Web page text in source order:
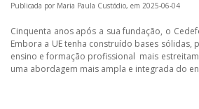
Publicada por Maria Paula Custódio, em 2025-06-04
Cinquenta anos após a sua fundação, o
Embora a UE tenha construído bases
ensino e formação profissional mais
uma abordagem mais ampla e integrada do